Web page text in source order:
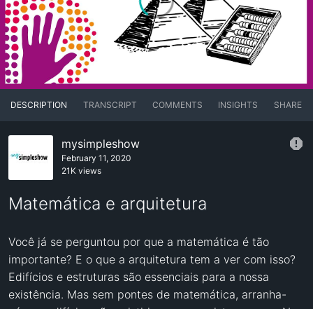
DESCRIPTION TRANSCRIPT COMMENTS INSIGHTS SHARE
mysimpleshow
February 11, 2020
21K views
Matemática e arquitetura
Você já se perguntou por que a matemática é tão
importante? E o que a arquitetura tem a ver com isso?
Edifícios e estruturas são essenciais para a nossa
existência. Mas sem pontes de matemática, arranha-